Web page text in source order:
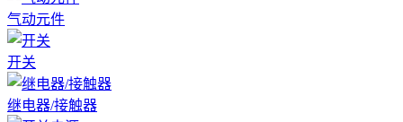
气动元件
开关
继电器/接触器